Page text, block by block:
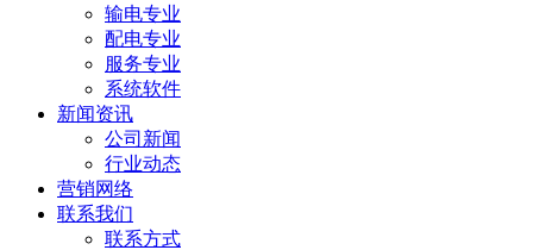
输电专业
配电专业
服务专业
系统软件
新闻资讯
公司新闻
行业动态
营销网络
联系我们
联系方式